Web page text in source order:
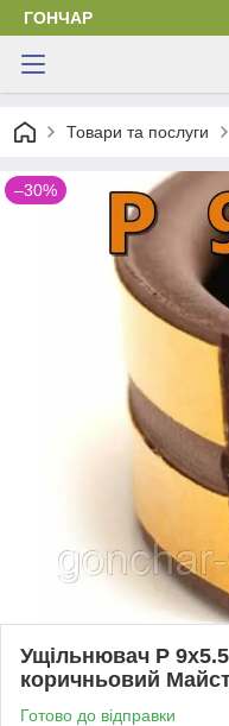
ГОНЧАР
Товари та послуги
–30%
Ущільнювач P
коричньовий
Готово до відправки